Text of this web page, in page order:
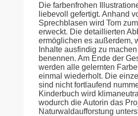
Die farbenfrohen
liebevoll gefertigt. Anhand
Sprechblasen wird Tom
erweckt. Die detaillierten
ermöglichen es außerdem,
Inhalte ausfindig zu
benennen. Am Ende der
werden alle gelernten
einmal wiederholt. Die
sind nicht fortlaufend
Kinderbuch wird
wodurch die Autorin das
Naturwaldaufforstung